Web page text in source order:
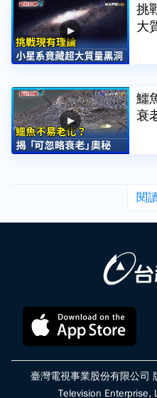
挑
大
鱷
衰
閱
臺灣電視事業股份有限公司
Television Enterprise,